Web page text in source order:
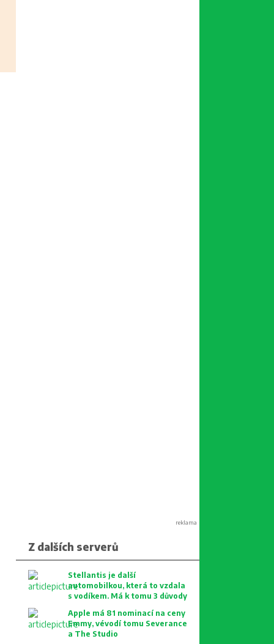
reklama
Z dalších serverů
Stellantis je další
automobilkou, která to vzdala
s vodíkem. Má k tomu 3 důvody
Apple má 81 nominací na ceny
Emmy, vévodí tomu Severance
a The Studio